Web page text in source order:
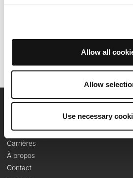
Allow all
Allow
Use necessary
Date de création du parcours: 4 septembre
Dernière modification de la fiche parcours:
OpenRunner
Equipe
Carrières
À propos
Contact